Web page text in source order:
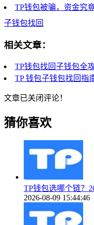
TP钱包被骗，资金究
子钱包找回
相关文章：
TP钱包找回子钱包全
TP 钱包子钱包找回指
文章已关闭评论！
猜你喜欢
TP钱包选哪个链？
2026-08-09 15:44:46